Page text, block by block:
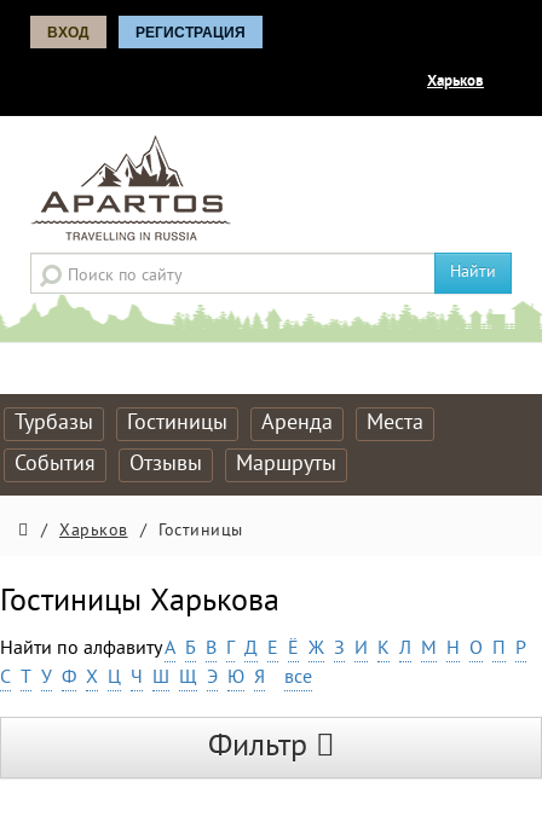
ВХОД РЕГИСТРАЦИЯ
Харьков
Найти
Турбазы Гостиницы Аренда
Места
События
Отзывы Маршруты
/ Харьков / Гостиницы
Гостиницы Харькова
Найти по алфавитуА Б В Г Д Е Ё Ж З И К Л М Н О П Р
С Т У Ф Х Ц Ч Ш Щ Э Ю Я все
Фильтр